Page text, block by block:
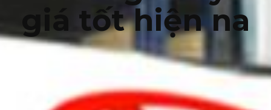
giá tốt hiện na